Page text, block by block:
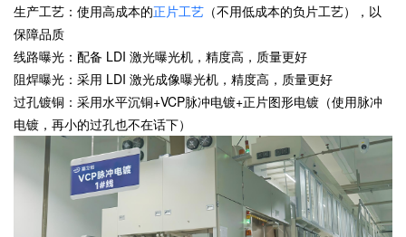
生产工艺：使用高成本的正片工艺 （不用低成本的负片工艺），以
保障品质
线路曝光：配备 LDI 激光曝光机，精度高，质量更好
阻焊曝光：采用 LDI 激光成像曝光机，精度高，质量更好
过孔镀铜：采用水平沉铜+VCP脉冲电镀+正片图形电镀（使用脉冲
电镀，再小的过孔也不在话下）